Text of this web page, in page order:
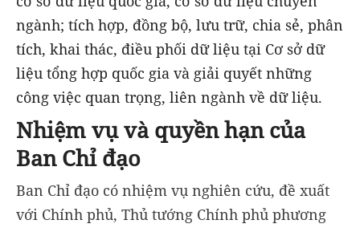
ngành; tích hợp, đồng bộ, lưu trữ, chia sẻ, phân
tích, khai thác, điều phối dữ liệu tại Cơ sở dữ
liệu tổng hợp quốc gia và giải quyết những
công việc quan trọng, liên ngành về dữ liệu.
Nhiệm vụ và quyền hạn của
Ban Chỉ đạo
Ban Chỉ đạo có nhiệm vụ nghiên cứu, đề xuất
với Chính phủ, Thủ tướng Chính phủ phương